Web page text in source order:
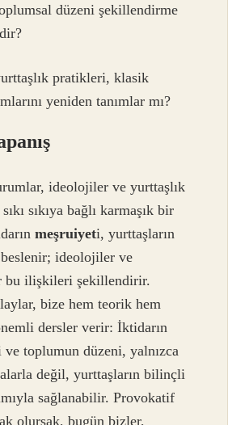
düzeni şekillendirme
pratikleri, klasik
yeniden tanımlar mı?
ideolojiler ve yurttaşlık
sıkıya bağlı karmaşık bir
meşruiyeti, yurttaşların
beslenir; ideolojiler ve
bu ilişkileri şekillendirir.
bize hem teorik hem
dersler verir: İktidarın
toplumun düzeni, yalnızca
değil, yurttaşların bilinçli
sağlanabilir. Provokatif
olursak, bugün bizler,